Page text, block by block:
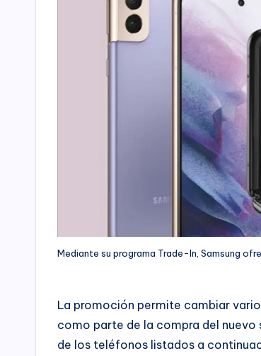
Mediante su programa Trade-In, Samsung
La promoción permite cambiar
como parte de la compra del nuevo
de los teléfonos listados a